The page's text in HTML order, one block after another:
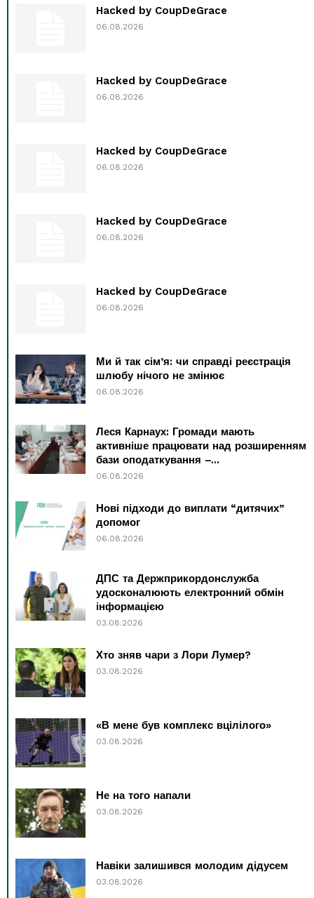
Hacked by CoupDeGrace
06.08.2026
Hacked by CoupDeGrace
06.08.2026
Hacked by CoupDeGrace
06.08.2026
Hacked by CoupDeGrace
06.08.2026
Hacked by CoupDeGrace
06.08.2026
Ми й так сім’я: чи справді реєстрація
шлюбу нічого не змінює
06.08.2026
Леся Карнаух: Громади мають
активніше працювати над розширенням
бази оподаткування –...
06.08.2026
Нові підходи до виплати “дитячих”
допомог
06.08.2026
ДПС та Держприкордонслужба
удосконалюють електронний обмін
інформацією
03.08.2026
Хто зняв чари з Лори Лумер?
03.08.2026
«В мене був комплекс вцілілого»
03.08.2026
Не на того напали
03.08.2026
Навіки залишився молодим дідусем
03.08.2026